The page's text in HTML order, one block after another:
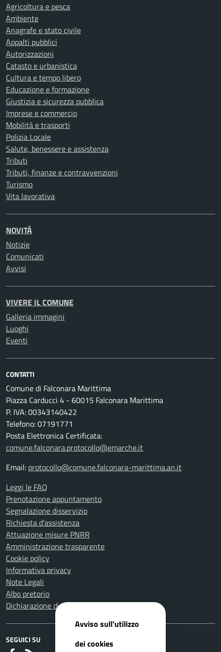
Agricoltura e pesca
Ambiente
Anagrafe e stato civile
Appalti pubblici
Autorizzazioni
Catasto e urbanistica
Cultura e tempo libero
Educazione e formazione
Giustizia e sicurezza pubblica
Imprese e commercio
Mobilità e trasporti
Polizia Locale
Salute, benessere e assistenza
Tributi
Tributi, finanze e contravvenzioni
Turismo
Vita lavorativa
NOVITÀ
Notizie
Comunicati
Avvisi
VIVERE IL COMUNE
Galleria immagini
Luoghi
Eventi
CONTATTI
Comune di Falconara Marittima
Piazza Carducci 4 - 60015 Falconara Marittima
P. IVA: 00343140422
Telefono: 07191771
Posta Elettronica Certificata:
comune.falconara.protocollo@emarche.it
Email: protocollo@comune.falconara-marittima.an.it
Leggi le FAQ
Prenotazione appuntamento
Segnalazione disservizio
Richiesta d'assistenza
Attuazione misure PNRR
Amministrazione trasparente
Cookie policy
Informativa privacy
Note Legali
Albo pretorio
Dichiarazione di accessibilità
SEGUICI SU
Avviso sull'utilizzo
dei cookies